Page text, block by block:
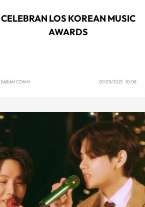
CELEBRAN LOS KOREAN MUSIC
AWARDS
SARAH CON H 01/03/2021 10:08